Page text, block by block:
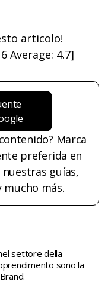
articolo!
6 Average: 4.7]
Marca
preferida en
guías,
mucho más.
settore della
sono la